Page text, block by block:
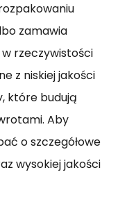
zamawia
rzeczywistości
z niskiej jakości
które budują
Aby
o szczegółowe
wysokiej jakości